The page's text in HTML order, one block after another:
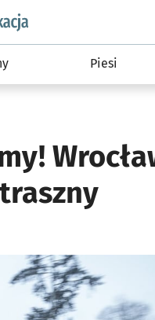
podserwis:
Piesi